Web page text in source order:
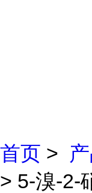
首页 >
> 5-溴-2-